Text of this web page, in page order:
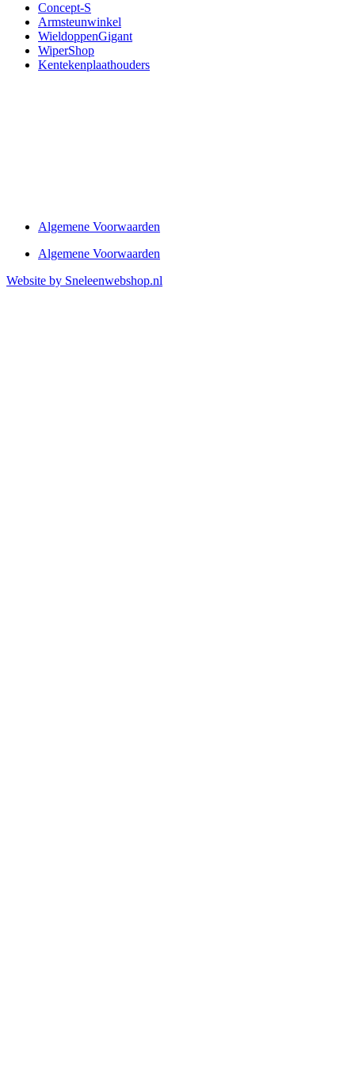
Concept-S
Armsteunwinkel
WieldoppenGigant
WiperShop
Kentekenplaathouders
Algemene Voorwaarden
Algemene Voorwaarden
Website by Sneleenwebshop.nl